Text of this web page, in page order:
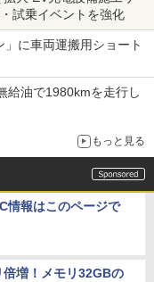
試乗イベントを強化
に車両運搬用ショート
給油で1980kmを走行し
もっと見る
情報はこのページで
増！メモリ32GBの